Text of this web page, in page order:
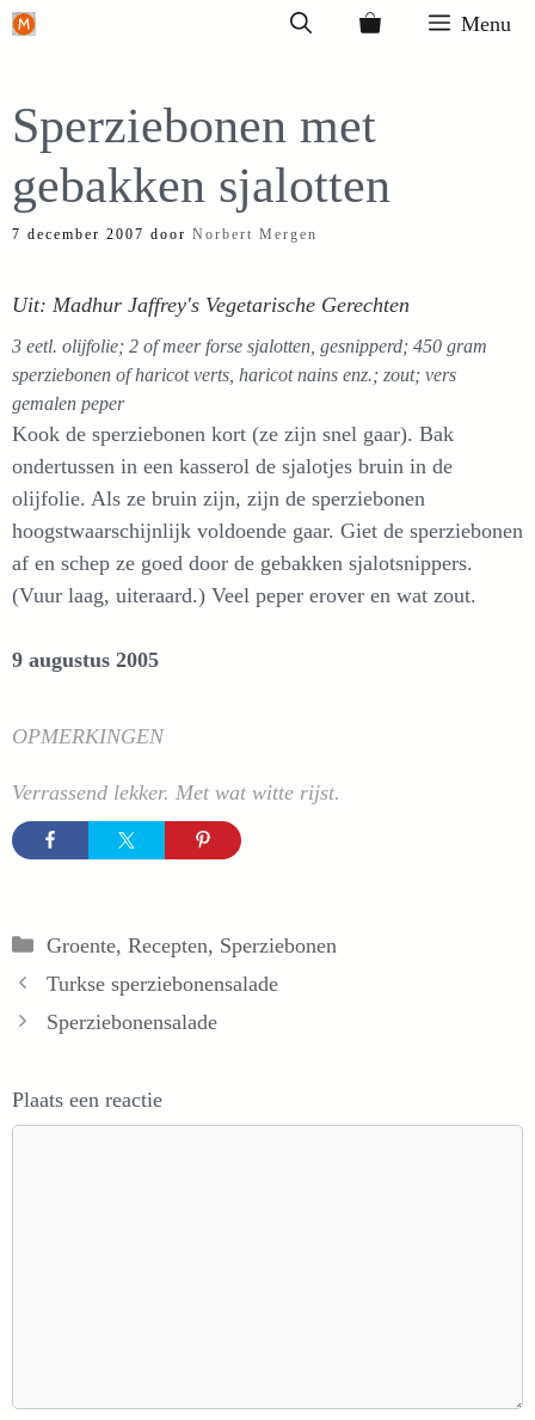
Ga
inhoud
Menu
Sperziebonen met
gebakken sjalotten
7 december 2007 door Norbert Mergen
Uit: Madhur Jaffrey's Vegetarische Gerechten
3 eetl. olijfolie; 2 of meer forse sjalotten, gesnipperd; 450 gram
sperziebonen of haricot verts, haricot nains enz.; zout; vers
gemalen peper
Kook de sperziebonen kort (ze zijn snel gaar). Bak
ondertussen in een kasserol de sjalotjes bruin in de
olijfolie. Als ze bruin zijn, zijn de sperziebonen
hoogstwaarschijnlijk voldoende gaar. Giet de sperziebonen
af en schep ze goed door de gebakken sjalotsnippers.
(Vuur laag, uiteraard.) Veel peper erover en wat zout.
9 augustus 2005
OPMERKINGEN
Verrassend lekker. Met wat witte rijst.
Categorieën
Groente, Recepten, Sperziebonen
Turkse sperziebonensalade
Sperziebonensalade
Plaats een reactie